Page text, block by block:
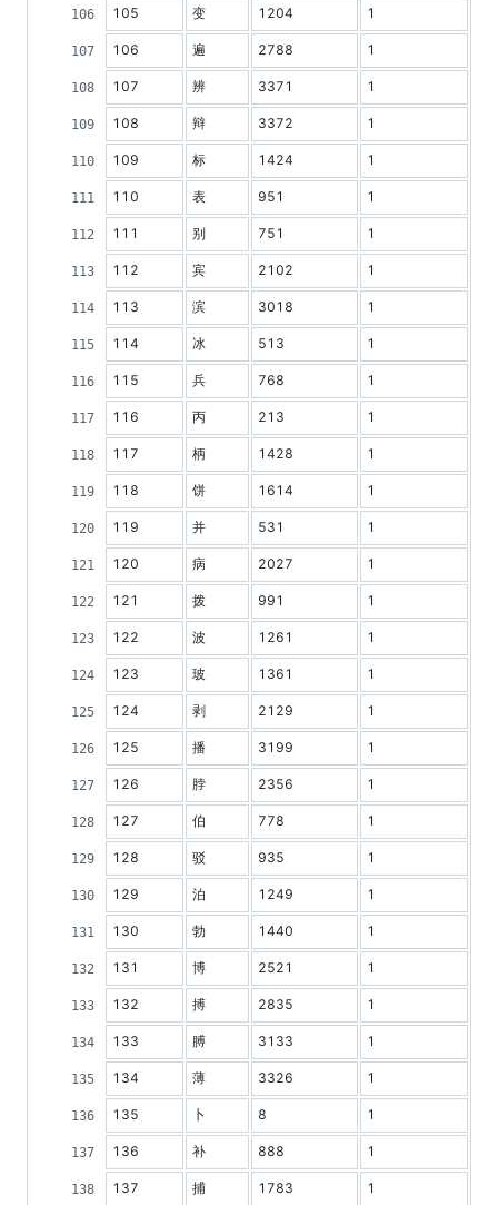
105 变 1204 1
106 遍 2788 1
107 辨 3371 1
108 辩 3372 1
109 标 1424 1
110 表 951 1
111 别 751 1
112 宾 2102 1
113 滨 3018 1
114 冰 513 1
115 兵 768 1
116 丙 213 1
117 柄 1428 1
118 饼 1614 1
119 并 531 1
120 病 2027 1
121 拨 991 1
122 波 1261 1
123 玻 1361 1
124 剥 2129 1
125 播 3199 1
126 脖 2356 1
127 伯 778 1
128 驳 935 1
129 泊 1249 1
130 勃 1440 1
131 博 2521 1
132 搏 2835 1
133 膊 3133 1
134 薄 3326 1
135 卜 8 1
136 补 888 1
137 捕 1783 1